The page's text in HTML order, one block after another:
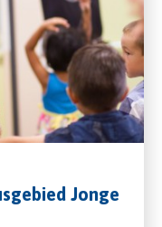
Jonge